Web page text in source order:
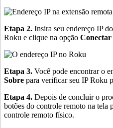
Etapa 2. Insira seu endereço IP
Roku e clique na opção Conectar
Etapa 3. Você pode encontrar o
Sobre para verificar seu IP Roku
Etapa 4. Depois de concluir o
botões do controle remoto na tela
controle remoto físico.